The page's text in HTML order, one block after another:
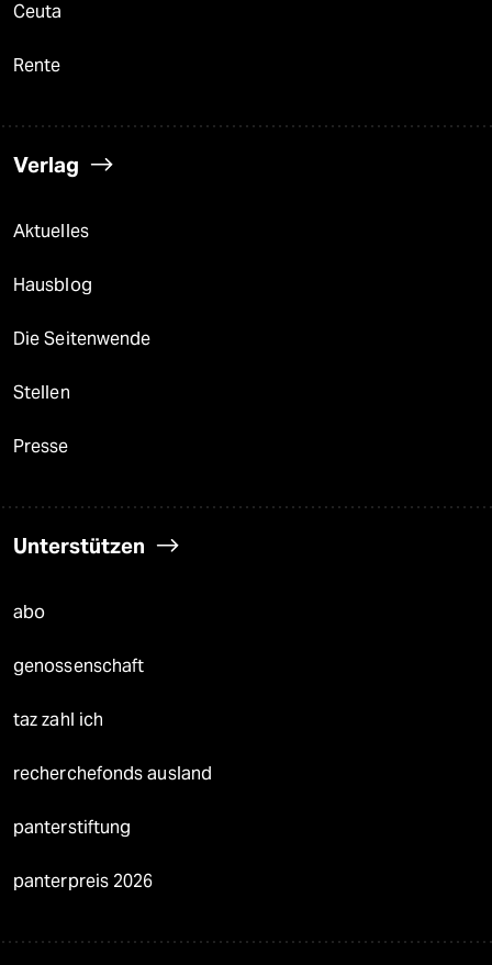
Ceuta
Rente
Verlag
Aktuelles
Hausblog
Die Seitenwende
Stellen
Presse
Unterstützen
abo
genossenschaft
taz zahl ich
recherchefonds ausland
panterstiftung
panterpreis 2026